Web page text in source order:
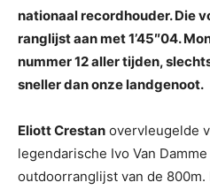
nationaal recordhouder. Die
ranglijst aan met 1’45″04.
nummer 12 aller tijden,
sneller dan onze landgenoot.
Eliott Crestan overvleugelde
legendarische Ivo Van
outdoorranglijst van de